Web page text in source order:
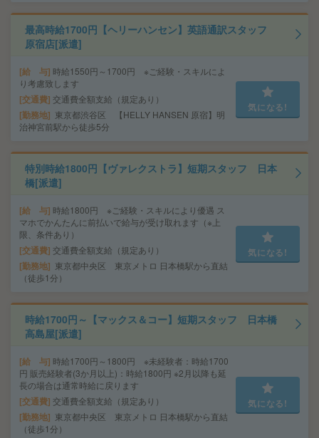
最高時給1700円【ヘリーハンセン】英語通訳スタッフ
原宿店[派遣]
給 与 時給1550円～1700円 ※ご経験・スキルによ
り考慮致します
交通費 交通費全額支給（規定あり）
勤務地
東京都渋谷区 【HELLY HANSEN 原宿】明
治神宮前駅から徒歩5分
気になる!
特別時給1800円【ヴァレクストラ】短期スタッフ 日本
橋[派遣]
給 与 時給1800円 ※ご経験・スキルにより優遇 ス
マホでかんたんに前払いで給与が受け取れます（※上
限、条件あり）
交通費 交通費全額支給（規定あり）
勤務地
東京都中央区 東京メトロ 日本橋駅から直結
（徒歩1分）
気になる!
時給1700円～【マックス＆コー】短期スタッフ 日本橋
高島屋[派遣]
給 与 時給1700円～1800円 ※未経験者：時給1700
円 販売経験者(3か月以上)：時給1800円 ※2月以降も延
長の場合は通常時給に戻ります
交通費 交通費全額支給（規定あり）
勤務地
東京都中央区 東京メトロ 日本橋駅から直結
（徒歩1分）
気になる!